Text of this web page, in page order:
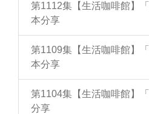
第1112集【生活咖啡館】
本分享
第1109集【生活咖啡館】
本分享
第1104集【生活咖啡館】
分享